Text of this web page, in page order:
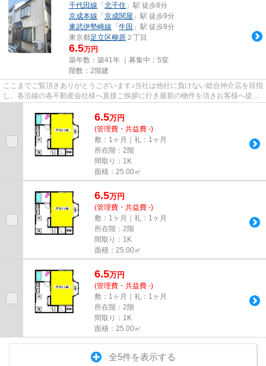
千代田線 「 北千住 」駅 徒歩8分
京成本線 「 京成関屋 」駅 徒歩9分
東武伊勢崎線 「 牛田 」駅 徒歩9分
東京都足立区柳原 ２丁目
6.5万円
築年数：築41年 ｜募集中： 5室
階数：2階建
ここまでご覧頂きありがとうございます♪当社は他社に負けない総合仲介店を目指
し、各沿線の各不動産会社様へ直接ご挨拶に行き最新の物件を頂きお客様へ提供
6.5万円
(管理費・共益費 -)
敷：1ヶ月｜礼：1ヶ月
所在階：2階
間取り：1K
面積：25.00㎡
6.5万円
(管理費・共益費 -)
敷：1ヶ月｜礼：1ヶ月
所在階：2階
間取り：1K
面積：25.00㎡
6.5万円
(管理費・共益費 -)
敷：1ヶ月｜礼：1ヶ月
所在階：2階
間取り：1K
面積：25.00㎡
全5件を表示する